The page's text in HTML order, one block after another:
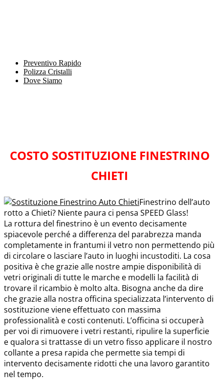
Preventivo Rapido
Polizza Cristalli
Dove Siamo
COSTO SOSTITUZIONE FINESTRINO
CHIETI
Finestrino dell’auto
rotto a Chieti? Niente paura ci pensa SPEED Glass!
La rottura del finestrino è un evento decisamente
spiacevole perché a differenza del parabrezza manda
completamente in frantumi il vetro non permettendo più
di circolare o lasciare l’auto in luoghi incustoditi. La cosa
positiva è che grazie alle nostre ampie disponibilità di
vetri originali di tutte le marche e modelli la facilità di
trovare il ricambio è molto alta. Bisogna anche da dire
che grazie alla nostra officina specializzata l’intervento di
sostituzione viene effettuato con massima
professionalità e costi contenuti. L’officina si occuperà
per voi di rimuovere i vetri restanti, ripulire la superficie
e qualora si trattasse di un vetro fisso applicare il nostro
collante a presa rapida che permette sia tempi di
intervento decisamente ridotti che una lavoro garantito
nel tempo.